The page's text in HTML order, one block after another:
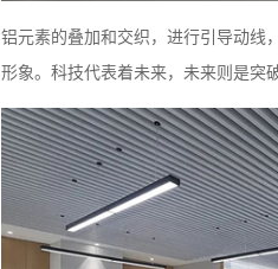
铝元素的叠加和交织，进行引导动线
形象。科技代表着未来，未来则是突